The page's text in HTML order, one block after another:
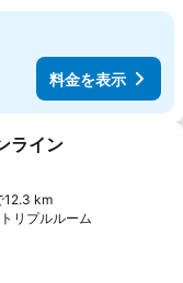
料金を表示
に追加
ライン
12.3 km
リプルルーム